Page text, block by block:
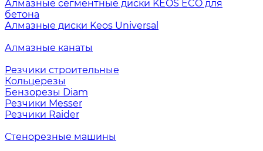
Алмазные сегментные диски KEOS ECO для
бетона
Алмазные диски Keos Universal
Алмазные канаты
Резчики строительные
Кольцерезы
Бензорезы Diam
Резчики Messer
Резчики Raider
Стенорезные машины